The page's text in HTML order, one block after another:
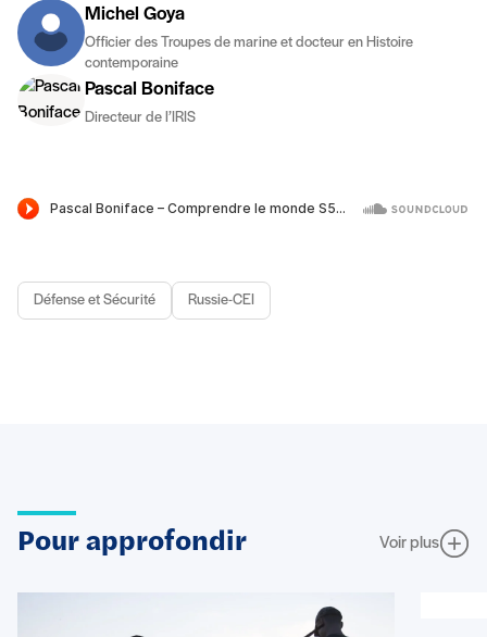
Michel Goya
Officier des Troupes de marine et docteur en Histoire
contemporaine
Pascal Boniface
Directeur de l’IRIS
Défense et Sécurité Russie-CEI
Pour approfondir Voir plus